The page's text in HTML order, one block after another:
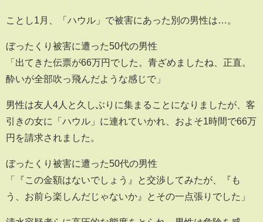
ことし1月、「ハウル」で被害にあった別の男性は…。
ぼったくり被害に遭った50代の男性
「出てきた伝票が66万円でした。青ざめましたね、正直。
酔いが全部吹っ飛んだような感じで」
男性は友人4人と久しぶりに集まることになりましたが、客
引きの女に「ハウル」に連れていかれ、およそ1時間で66万
円を請求されました。
ぼったくり被害に遭った50代の男性
「『この金額はないでしょう』と交渉してみたが、『も
う、お前ら楽しんだじゃないか』とその一点張りでした」